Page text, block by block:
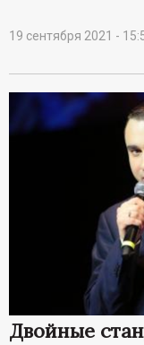
19 сентября 2021 -
Двойные